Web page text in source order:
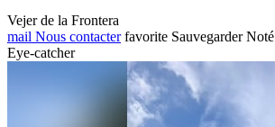
Vejer de la Frontera
mail Nous contacter favorite Sauvegarder Noté
Eye-catcher